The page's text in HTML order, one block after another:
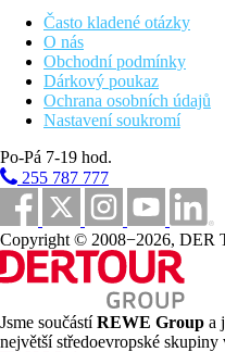
Zvláštnosti
Pouze pro dospělé.
Internet
Zdarma:WIFI v rámci
Za poplatek:internetový
Web
Oficiální kategorie
3 hvězdičky
Vzdálenosti
0 m
Vzdálenost k pláži
Často kladené otázky
O nás
Obchodní podmínky
Dárkový poukaz
Ochrana osobních údajů
Nastavení soukromí
Po-Pá 7-19 hod.
255 787 777
Copyright © 2008−2026, DER
Jsme součástíREWE Group a
největší středoevropské skupiny